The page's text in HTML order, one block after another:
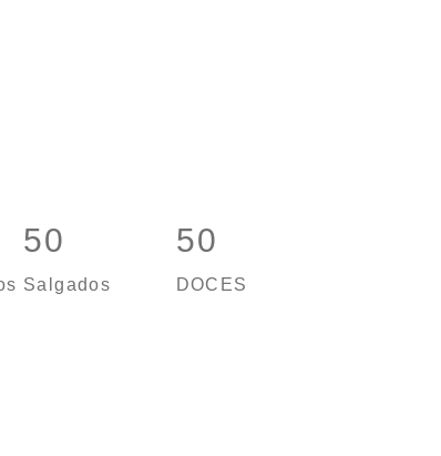
50
Salgados
50
DOCES